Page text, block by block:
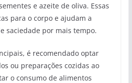
e azeite de oliva. Essas
para o corpo e ajudam a
saciedade por mais tempo.
é recomendado optar
ou preparações cozidas ao
o consumo de alimentos